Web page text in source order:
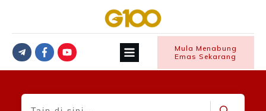
Mula Menabung
Emas Sekarang